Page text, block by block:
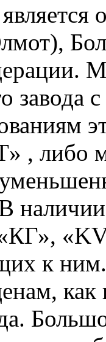
завода
, либо
к